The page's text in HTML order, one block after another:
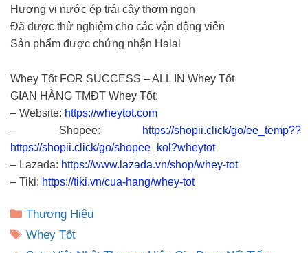
Hương vị nước ép trái cây thơm ngon
Đã được thử nghiệm cho các vận động viên
Sản phẩm được chứng nhận Halal
Whey Tốt FOR SUCCESS – ALL IN Whey Tốt
GIAN HÀNG TMĐT Whey Tốt:
– Website: https://wheytot.com
– Shopee:
https://shopii.click/go/ee_temp??
https://shopii.click/go/shopee_kol?wheytot
– Lazada: https://www.lazada.vn/shop/whey-tot
– Tiki: https://tiki.vn/cua-hang/whey-tot
Danh
mục
Thương Hiệu
Thẻ
Whey Tốt